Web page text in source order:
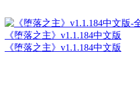
《堕落之主》v1.1.184中文版
《堕落之主》v1.1.184中文版